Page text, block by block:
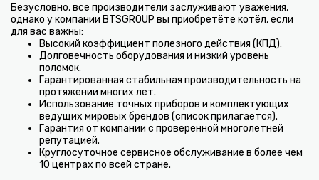
Безусловно, все производители заслуживают уважения,
однако у компании BTSGROUP вы приобретёте котёл, если
для вас важны:
Высокий коэффициент полезного действия (КПД).
Долговечность оборудования и низкий уровень
поломок.
Гарантированная стабильная производительность на
протяжении многих лет.
Использование точных приборов и комплектующих
ведущих мировых брендов (список прилагается).
Гарантия от компании с проверенной многолетней
репутацией.
Круглосуточное сервисное обслуживание в более чем
10 центрах по всей стране.